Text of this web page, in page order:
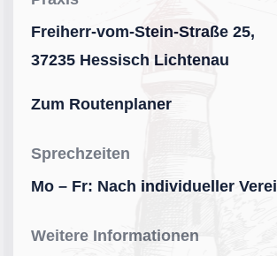
Freiherr-vom-Stein-Straße 25,
37235 Hessisch Lichtenau
Zum Routenplaner
Sprechzeiten
Mo – Fr: Nach individueller
Weitere Informationen